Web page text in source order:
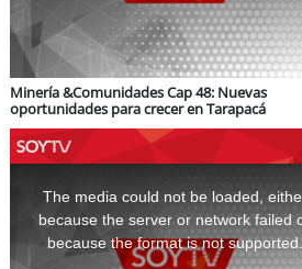
Minería &Comunidades Cap 48: Nuevas
oportunidades para crecer en Tarapacá
window.
The media could not be loaded,
because the server or network failed
because the format is not supported.